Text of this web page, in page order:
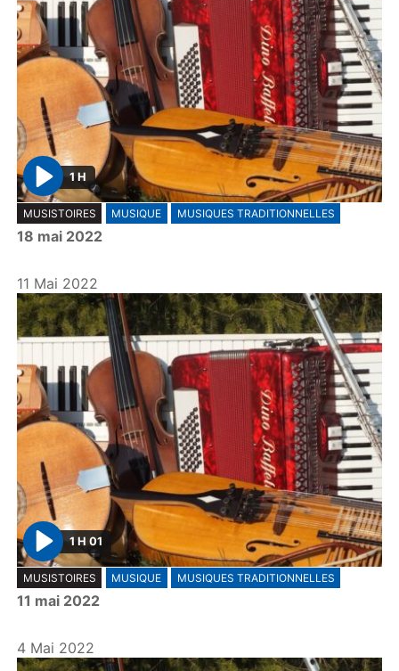
P
l
a
1 H
MUSISTOIRES MUSIQUE MUSIQUES TRADITIONNELLES
18 mai 2022
11 Mai 2022
P
l
a
1 H 01
MUSISTOIRES MUSIQUE MUSIQUES TRADITIONNELLES
11 mai 2022
4 Mai 2022